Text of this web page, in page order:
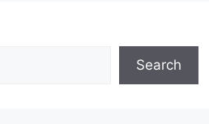
Search